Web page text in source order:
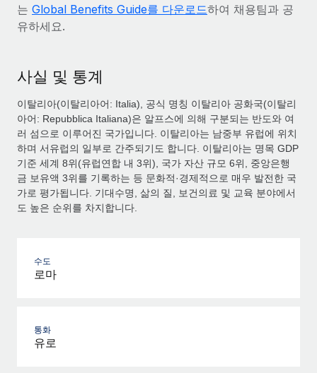
는 Global Benefits Guide를 다운로드하여 채용팀과 공
유하세요.
사실 및 통계
이탈리아(이탈리아어: Italia), 공식 명칭 이탈리아 공화국(이탈리
아어: Repubblica Italiana)은 알프스에 의해 구분되는 반도와 여
러 섬으로 이루어진 국가입니다. 이탈리아는 남중부 유럽에 위치
하며 서유럽의 일부로 간주되기도 합니다. 이탈리아는 명목 GDP
기준 세계 8위(유럽연합 내 3위), 국가 자산 규모 6위, 중앙은행
금 보유액 3위를 기록하는 등 문화적·경제적으로 매우 발전한 국
가로 평가됩니다. 기대수명, 삶의 질, 보건의료 및 교육 분야에서
도 높은 순위를 차지합니다.
수도
로마
통화
유로